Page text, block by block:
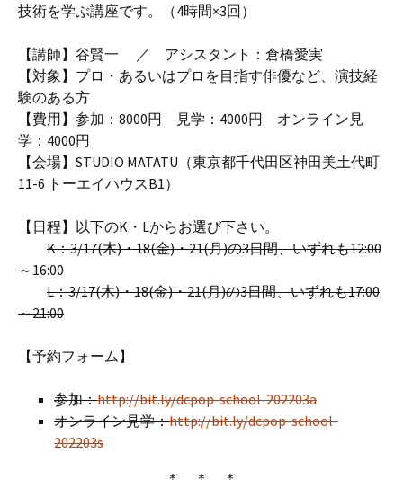
技術を学ぶ講座です。（4時間×3回）
【講師】谷賢一 ／ アシスタント：倉橋愛実
【対象】プロ・あるいはプロを目指す俳優など、演技経
験のある方
【費用】参加：8000円 見学：4000円 オンライン見
学：4000円
【会場】STUDIO MATATU（東京都千代田区神田美土代町
11-6 トーエイハウスB1）
【日程】以下のK・Lからお選び下さい。
K：3/17(木)・18(金)・21(月)の3日間、いずれも12:00
～16:00
L：3/17(木)・18(金)・21(月)の3日間、いずれも17:00
～21:00
【予約フォーム】
参加：http://bit.ly/dcpop-school-202203a
オンライン見学：http://bit.ly/dcpop-school-
202203s
＊ ＊ ＊